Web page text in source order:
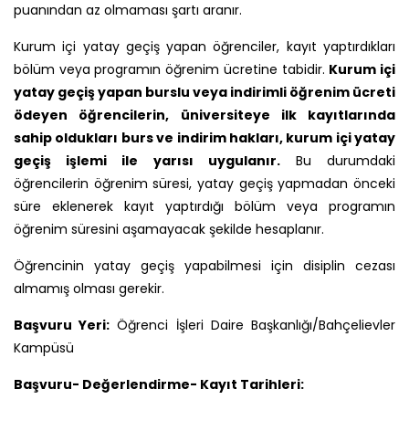
puanından az olmaması şartı aranır.
Kurum içi yatay geçiş yapan öğrenciler, kayıt yaptırdıkları
bölüm veya programın öğrenim ücretine tabidir. Kurum içi
yatay geçiş yapan burslu veya indirimli öğrenim ücreti
ödeyen öğrencilerin, üniversiteye ilk kayıtlarında
sahip oldukları burs ve indirim hakları, kurum içi yatay
geçiş işlemi ile yarısı uygulanır.Bu durumdaki
öğrencilerin öğrenim süresi, yatay geçiş yapmadan önceki
süre eklenerek kayıt yaptırdığı bölüm veya programın
öğrenim süresini aşamayacak şekilde hesaplanır.
Öğrencinin yatay geçiş yapabilmesi için disiplin cezası
almamış olması gerekir.
Başvuru Yeri: Öğrenci İşleri Daire Başkanlığı/Bahçelievler
Kampüsü
Başvuru- Değerlendirme- Kayıt Tarihleri: